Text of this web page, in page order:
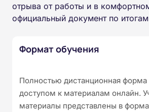
отрыва от работы и в
официальный документ по
Формат обучения
Полностью дистанционная форма
доступом к материалам онлайн.
материалы представлены в